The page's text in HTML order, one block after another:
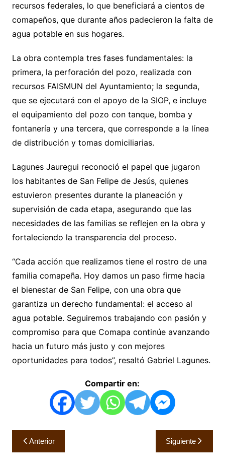
recursos federales, lo que beneficiará a cientos de
comapeños, que durante años padecieron la falta de
agua potable en sus hogares.
La obra contempla tres fases fundamentales: la
primera, la perforación del pozo, realizada con
recursos FAISMUN del Ayuntamiento; la segunda,
que se ejecutará con el apoyo de la SIOP, e incluye
el equipamiento del pozo con tanque, bomba y
fontanería y una tercera, que corresponde a la línea
de distribución y tomas domiciliarias.
Lagunes Jauregui reconoció el papel que jugaron
los habitantes de San Felipe de Jesús, quienes
estuvieron presentes durante la planeación y
supervisión de cada etapa, asegurando que las
necesidades de las familias se reflejen en la obra y
fortaleciendo la transparencia del proceso.
“Cada acción que realizamos tiene el rostro de una
familia comapeña. Hoy damos un paso firme hacia
el bienestar de San Felipe, con una obra que
garantiza un derecho fundamental: el acceso al
agua potable. Seguiremos trabajando con pasión y
compromiso para que Comapa continúe avanzando
hacia un futuro más justo y con mejores
oportunidades para todos”, resaltó Gabriel Lagunes.
Compartir en:
Navegación
de
Anterior Siguiente